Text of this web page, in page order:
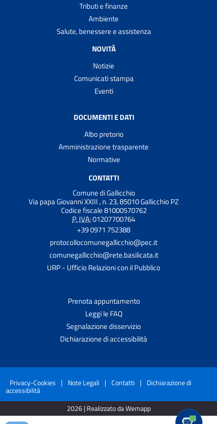
Tributi e finanze
Ambiente
Salute, benessere e assistenza
NOVITÀ
Notizie
Comunicati stampa
Eventi
DOCUMENTI E DATI
Albo pretorio
Amministrazione trasparente
Normative
CONTATTI
Comune di Gallicchio
Via papa Giovanni XXIII , n. 23, 85010 Gallicchio PZ
Codice fiscale 81000570762
P. IVA:01207700764
+39 0971 752388
protocollocomunegallicchio@pec.it
comunegallicchio@rete.basilicata.it
URP - Ufficio Relazioni con il Pubblico
Prenota appuntamento
Leggi le FAQ
Segnalazione disservizio
Dichiarazione di accessibilità
Privacy-Cookies | Note Legali | Contatti | Dichiarazione di
accessibilità
2026 | Realizzato da Wemapp